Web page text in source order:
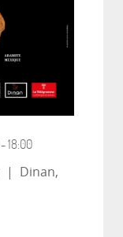
-18:00
|
Dinan,